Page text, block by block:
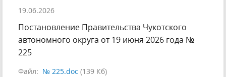
19.06.2026
Постановление Правительства Чукотского
автономного округа от 19 июня 2026 года №
225
Файл: № 225.doc (139 Кб)